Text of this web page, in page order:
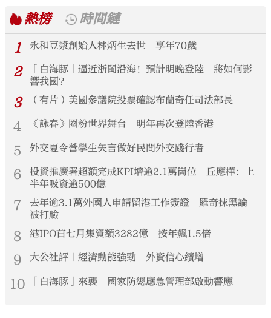
熱榜
時間鏈
1
永和豆漿創始人林炳生去世 享年70歲
2
「白海豚」逼近浙閩沿海！預計明晚登陸 將如何影
響我國？
3 （有片）美國參議院投票確認布蘭奇任司法部長
4 《詠春》圈粉世界舞台 明年再次登陸香港
5 外交夏令營學生矢言做好民間外交踐行者
6
投資推廣署超額完成KPI增逾2.1萬崗位 丘應樺：上
半年吸資逾500億
7
去年逾3.1萬外國人申請留港工作簽證 羅奇抹黑論
被打臉
8 港IPO首七月集資額3282億 按年飆1.5倍
9 大公社評｜經濟動能強勁 外資信心續增
10 「白海豚」來襲 國家防總應急管理部啟動響應